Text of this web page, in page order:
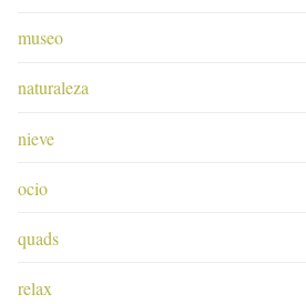
museo
naturaleza
nieve
ocio
quads
relax